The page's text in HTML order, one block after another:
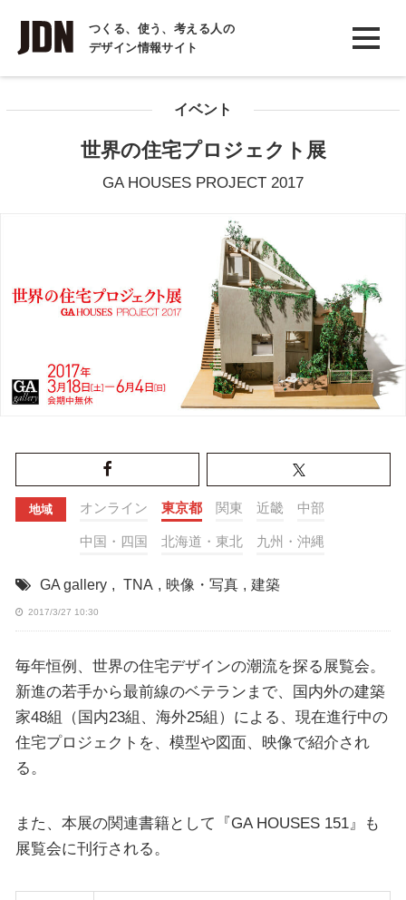
つくる、使う、考える人の
デザイン情報サイト
INTERVIEW
インタビュー
COLUMN
イベント
世界の住宅プロジェクト展
GA HOUSES PROJECT 2017
地域 オンライン 東京都 関東 近畿 中部
中国・四国 北海道・東北 九州・沖縄
GA gallery , TNA , 映像・写真 , 建築
2017/3/27 10:30
毎年恒例、世界の住宅デザインの潮流を探る展覧会。
新進の若手から最前線のベテランまで、国内外の建築
家48組（国内23組、海外25組）による、現在進行中の
住宅プロジェクトを、模型や図面、映像で紹介され
る。
また、本展の関連書籍として『GA HOUSES 151』も
展覧会に刊行される。